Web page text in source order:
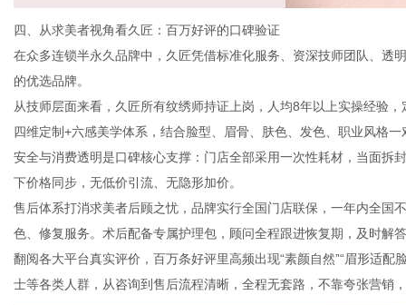
四、从求美者视角看久匠：百万好评的口碑验证
在众多连锁半永久品牌中，久匠凭借标准化服务、资深技师团队、透
的优选品牌。
从技师层面来看，久匠所有纹绣师持证上岗，人均8年以上实操经验
四维定制+六感美学体系，结合脸型、眉骨、肤色、发色、职业风格
安全与消费透明是口碑核心支撑：门店全部采用一次性耗材，当面拆
下价格同步，无低价引流、无隐形加价。
售后体系打消求美者后顾之忧，品牌实行全国门店联保，一年内全国
色、修复服务。术后配备专属护理包，顾问全程跟进恢复期，及时解
翻阅各大平台真实评价，百万条好评里高频出现“素颜自然”“眉形适配
士等各类人群，从咨询到售后流程清晰，全程无套路，不靠夸张营销